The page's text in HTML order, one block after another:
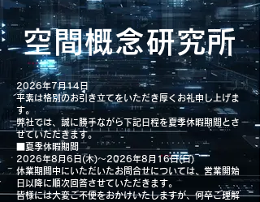
空間概念研究所
2026年7月14日
平素は格別のお引き立てをいただき厚くお礼申し上げま
す。
弊社では、誠に勝手ながら下記日程を夏季休暇期間とさ
せていただきます。
■夏季休暇期間
2026年8月6日(木)～2026年8月16日(日)
休業期間中にいただいたお問合せについては、営業開始
日以降に順次回答させていただきます。
皆様には大変ご不便をおかけいたしますが、何卒ご理解